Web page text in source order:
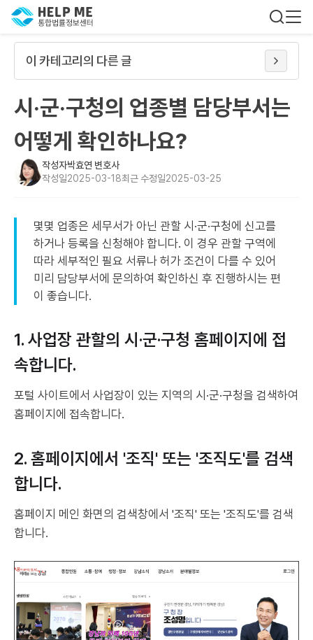
이 카테고리의 다른 글
시·군·구청의 업종별 담당부서는
어떻게 확인하나요?
작성자박효연 변호사
작성일2025-03-18최근 수정일2025-03-25
몇몇 업종은 세무서가 아닌 관할 시·군·구청에 신고를
하거나 등록을 신청해야 합니다. 이 경우 관할 구역에
따라 세부적인 필요 서류나 허가 조건이 다를 수 있어
미리 담당부서에 문의하여 확인하신 후 진행하시는 편
이 좋습니다.
1. 사업장 관할의 시·군·구청 홈페이지에 접
속합니다.
포털 사이트에서 사업장이 있는 지역의 시·군·구청을 검색하여
홈페이지에 접속합니다.
2. 홈페이지에서 '조직' 또는 '조직도'를 검색
합니다.
홈페이지 메인 화면의 검색창에서 '조직' 또는 '조직도'를 검색
합니다.